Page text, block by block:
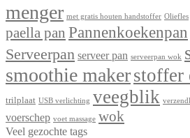
menger met gratis houten handstoffer Oliefles
paella pan Pannenkoekenpan
Serveerpan serveer pan serveerpan wok
smoothie makerstoffer
trilplaat USB verlichting veegblik
voerschep voet massage wok
Veel gezochte tags